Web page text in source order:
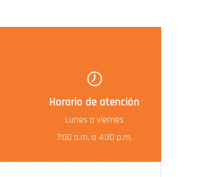
Horario de atención
Lunes a viernes
7:00 a.m. a 4:30 p.m.